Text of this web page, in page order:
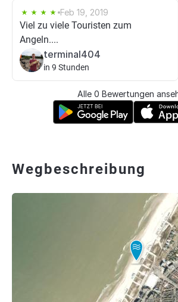
Feb 19, 2019
Viel zu viele Touristen zum
Angeln....
terminal404
in 9 Stunden
Alle 0 Bewertungen
Wegbeschreibung